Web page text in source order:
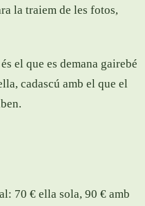
la traiem de les fotos,
el que es demana gairebé
cadascú amb el que el
70 € ella sola, 90 € amb